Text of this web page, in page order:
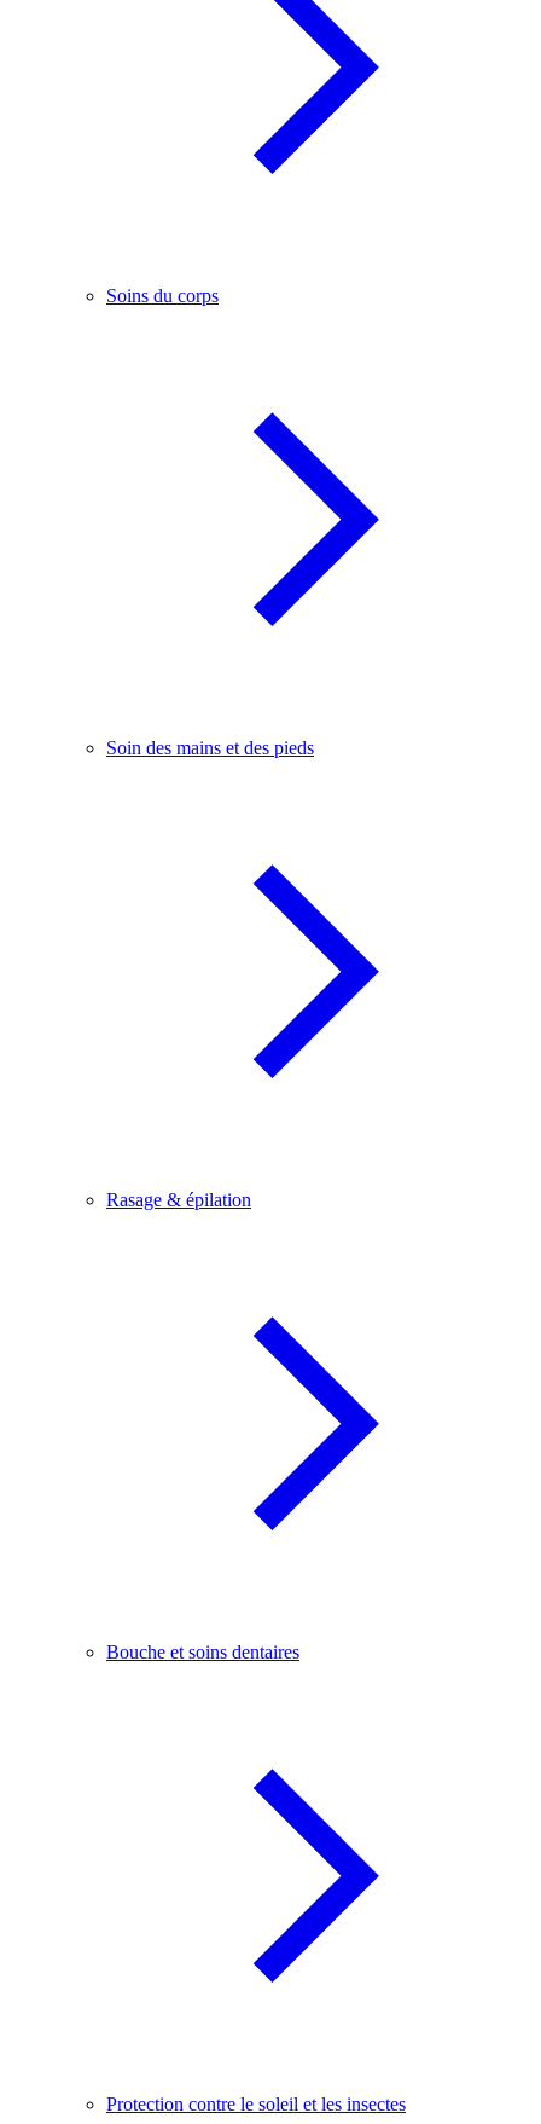
Soins du corps
Soin des mains et des pieds
Rasage & épilation
Bouche et soins dentaires
Protection contre le soleil et les insectes